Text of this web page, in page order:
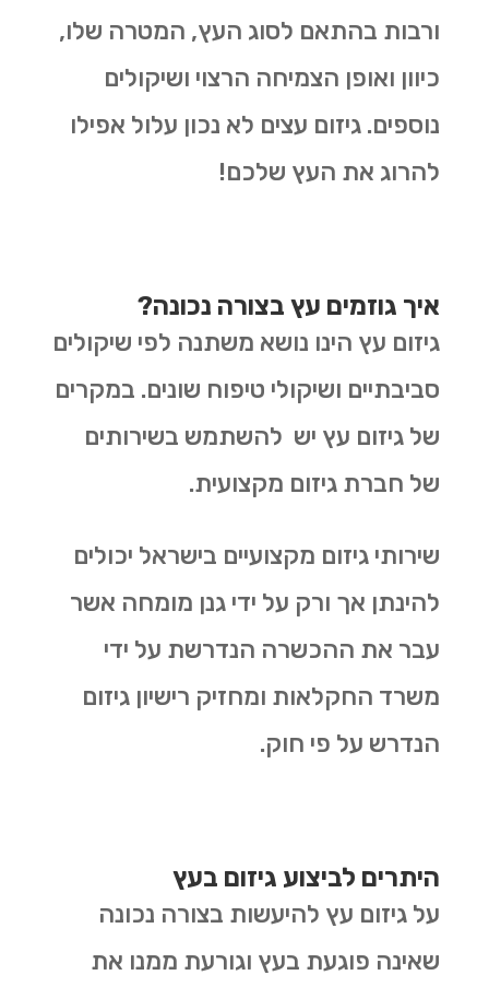
ורבות בהתאם לסוג העץ, המטרה שלו,
כיוון ואופן הצמיחה הרצוי ושיקולים
נוספים. גיזום עצים לא נכון עלול אפילו
להרוג את העץ שלכם!
איך גוזמים עץ בצורה נכונה?
גיזום עץ הינו נושא משתנה לפי שיקולים
סביבתיים ושיקולי טיפוח שונים. במקרים
של גיזום עץ יש להשתמש בשירותים
של חברת גיזום מקצועית.
שירותי גיזום מקצועיים בישראל יכולים
להינתן אך ורק על ידי גנן מומחה אשר
עבר את ההכשרה הנדרשת על ידי
משרד החקלאות ומחזיק רישיון גיזום
הנדרש על פי חוק.
היתרים לביצוע גיזום בעץ
על גיזום עץ להיעשות בצורה נכונה
שאינה פוגעת בעץ וגורעת ממנו את